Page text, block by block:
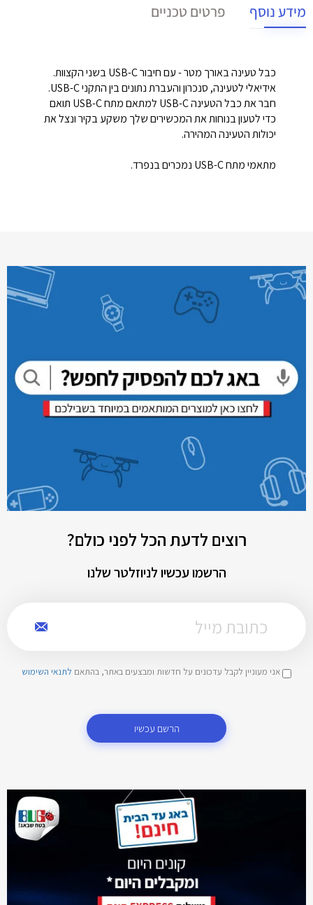
מידע נוסף פרטים טכניים
כבל טעינה באורך מטר - עם חיבור USB-C בשני הקצוות.
אידיאלי לטעינה, סנכרון והעברת נתונים בין התקני USB-C.
חבר את כבל הטעינה USB-C למתאם מתח USB-C תואם
כדי לטעון בנוחות את המכשירים שלך משקע בקיר ונצל את
יכולות הטעינה המהירה.
מתאמי מתח USB-C נמכרים בנפרד.
רוצים לדעת הכל לפני כולם?
הרשמו עכשיו לניוזלטר שלנו
אני מעוניין לקבל עדכונים על חדשות ומבצעים באתר, בהתאם לתנאי השימוש
הרשם עכשיו